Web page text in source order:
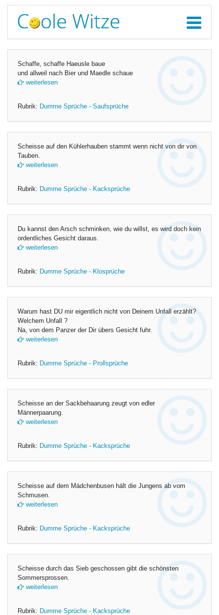
Schaffe, schaffe Haeusle baue
und allweil nach Bier und Maedle schaue
weiterlesen
Rubrik: Dumme Sprüche - Saufsprüche
Scheisse auf den Kühlerhauben stammt wenn nicht von dir von
Tauben.
weiterlesen
Rubrik: Dumme Sprüche - Kacksprüche
Du kannst den Arsch schminken, wie du willst, es wird doch kein
ordentliches Gesicht daraus.
weiterlesen
Rubrik: Dumme Sprüche - Klosprüche
Warum hast DU mir eigentlich nicht von Deinem Unfall erzählt?
Welchem Unfall ?
Na, von dem Panzer der Dir übers Gesicht fuhr.
weiterlesen
Rubrik: Dumme Sprüche - Prollsprüche
Scheisse an der Sackbehaarung zeugt von edler
Männerpaarung.
weiterlesen
Rubrik: Dumme Sprüche - Kacksprüche
Scheisse auf dem Mädchenbusen hält die Jungens ab vom
Schmusen.
weiterlesen
Rubrik: Dumme Sprüche - Kacksprüche
Scheisse durch das Sieb geschossen gibt die schönsten
Sommersprossen.
weiterlesen
Rubrik: Dumme Sprüche - Kacksprüche